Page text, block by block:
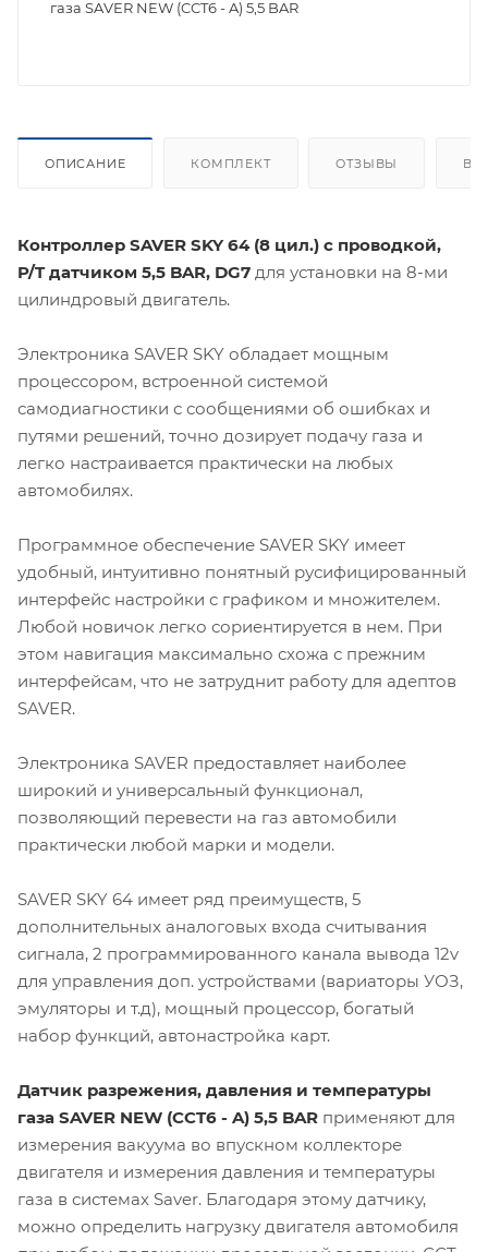
газа SAVER NEW (CCT6 - A) 5,5 BAR
ОПИСАНИЕ КОМПЛЕКТ ОТЗЫВЫ
Контроллер SAVER SKY 64 (8 цил.) с проводкой,
P/T датчиком 5,5 BAR, DG7 для установки на 8-ми
цилиндровый двигатель.
Электроника SAVER SKY обладает мощным
процессором, встроенной системой
самодиагностики с сообщениями об ошибках и
путями решений, точно дозирует подачу газа и
легко настраивается практически на любых
автомобилях.
Программное обеспечение SAVER SKY имеет
удобный, интуитивно понятный русифицированный
интерфейс настройки с графиком и множителем.
Любой новичок легко сориентируется в нем. При
этом навигация максимально схожа с прежним
интерфейсам, что не затруднит работу для адептов
SAVER.
Электроника SAVER предоставляет наиболее
широкий и универсальный функционал,
позволяющий перевести на газ автомобили
практически любой марки и модели.
SAVER SKY 64 имеет ряд преимуществ, 5
дополнительных аналоговых входа считывания
сигнала, 2 программированного канала вывода 12v
для управления доп. устройствами (вариаторы УОЗ,
эмуляторы и т.д), мощный процессор, богатый
набор функций, автонастройка карт.
Датчик разрежения, давления и температуры
газа SAVER NEW (CCT6 - A) 5,5 BAR применяют для
измерения вакуума во впускном коллекторе
двигателя и измерения давления и температуры
газа в системах Saver. Благодаря этому датчику,
можно определить нагрузку двигателя автомобиля